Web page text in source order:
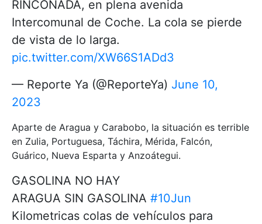
RINCONADA, en plena avenida
Intercomunal de Coche. La cola se pierde
de vista de lo larga.
pic.twitter.com/XW66S1ADd3
— Reporte Ya (@ReporteYa) June 10,
2023
Aparte de Aragua y Carabobo, la situación es terrible
en Zulia, Portuguesa, Táchira, Mérida, Falcón,
Guárico, Nueva Esparta y Anzoátegui.
GASOLINA NO HAY
ARAGUA SIN GASOLINA #10Jun
Kilometricas colas de vehículos para